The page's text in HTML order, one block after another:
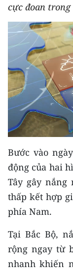
THỂ THAO
GIÁO DỤC
Y TẾ
KHOA HỌC -
MÔI TRƯỜNG
BẠN ĐỌC
KIỂM CHỨNG
TRI THỨC
54 DÂN TỘC
CHƯƠNG TRÌNH
MỘT SẢN PHẨM
RADIO
cực đoan trong
Bước vào
động của hai
Tây gây nắng
thấp kết hợp
phía Nam.
Tại Bắc Bộ,
rộng ngay từ
nhanh khiến